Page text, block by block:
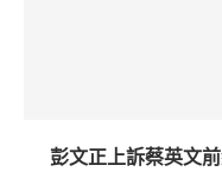
彭文正上訴蔡英文